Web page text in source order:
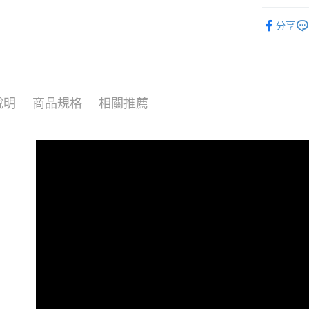
全家取貨
分享
明 商品規格 相關推薦